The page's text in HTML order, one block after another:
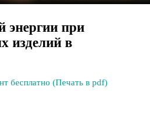
энергии при
изделий в
бесплатно (Печать в pdf)